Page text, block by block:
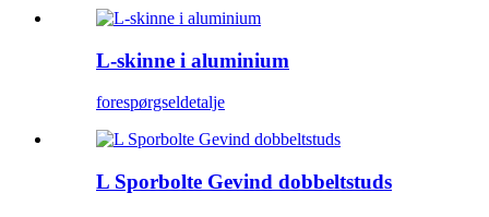
L-skinne i aluminium
forespørgseldetalje
L Sporbolte Gevind dobbeltstuds